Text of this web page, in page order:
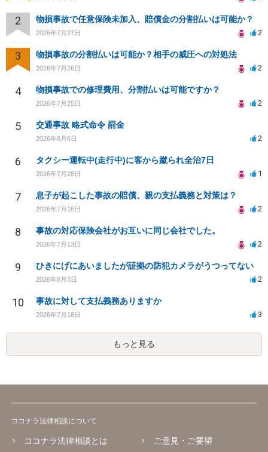
2 物損事故で任意保険未加入、賠償金の分割払いは可能か？
2026年7月27日 2
3 物損事故の分割払いは可能か？相手の威圧への対処法
2026年7月26日 2
4 物損事故での修理費用、分割払いは可能ですか？
2026年7月25日 2
5 交通事故 略式命令 罰金
2026年8月6日 2
6 タクシー運転中(走行中)に客から蹴られ全治7日
2026年7月28日 1
7 息子が起こした事故の賠償、親の支払義務と対策は？
2026年7月16日 2
8 事故の対応保険会社がお互いに同じ会社でした。
2026年7月13日 2
9 ひきにげにあいましたが証拠の防犯カメラがうつってない
2026年8月3日 2
10 事故に対して支払義務ありますか
2026年7月18日 3
もっと見る
ココナラ法律相談について
ココナラ法律相談とは
ご意見・ご要望